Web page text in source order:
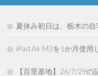
夏休み初日は、栃木の
iPad Air M3を1か月使用
【百里基地】26/7/29の